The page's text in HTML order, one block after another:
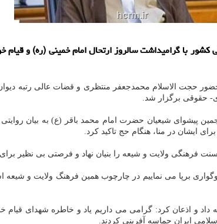
حضور حجت الاسلام محمدجعفر منتظری و قضات عالی رتبه
حقوقی برگزار شد.
پیشوای شیعیان حضرت امام محمد باقر (ع) به بیان
ایشان در منا، هنگام حج تاکید کرد.
ولایت و شیعه را بنیان نهاد و فرصتی بی نظیر برای
برپا می نماییم در چارچوب همین فرهنگ ولایت و شیعه
ایران حماسه آفرینی کردند.